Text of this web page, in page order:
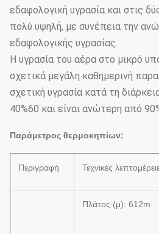
εδαφολογική υγρασία και στις
πολύ υψηλή, με συνέπεια την
εδαφολογικής υγρασίας.
Η υγρασία του αέρα στο μικρό
σχετικά μεγάλη καθημερινή
σχετική υγρασία κατά τη
40%60 και είναι ανώτερη από
Παράμετρος θερμοκηπίων:
Περιγραφή Τεχνικές
Πλάτος (μ): 612m